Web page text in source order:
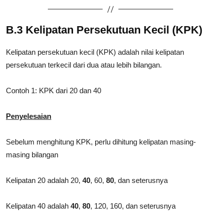
B.3 Kelipatan Persekutuan Kecil (KPK)
Kelipatan persekutuan kecil (KPK) adalah nilai kelipatan
persekutuan terkecil dari dua atau lebih bilangan.
Contoh 1: KPK dari 20 dan 40
Penyelesaian
Sebelum menghitung KPK, perlu dihitung kelipatan masing-
masing bilangan
Kelipatan 20 adalah 20, 40, 60, 80, dan seterusnya
Kelipatan 40 adalah 40, 80, 120, 160, dan seterusnya